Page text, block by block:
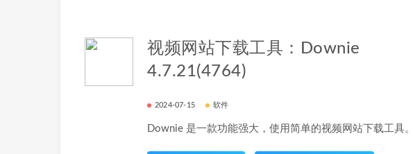
视频网站下载工具：Downie
4.7.21(4764)
2024-07-15 软件
Downie 是一款功能强大，使用简单的视频网站下载工具。